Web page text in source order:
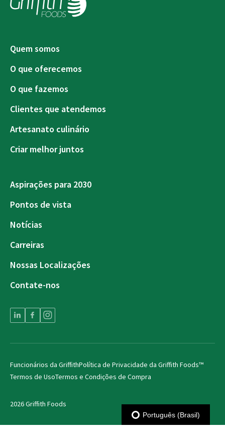
Quem somos
O que oferecemos
O que fazemos
Clientes que atendemos
Artesanato culinário
Criar melhor juntos
Aspirações para 2030
Pontos de vista
Notícias
Carreiras
Nossas Localizações
Contate-nos
2026 Griffith Foods
Funcionários da GriffithPolítica de Privacidade da Griffith Foods™
Termos de UsoTermos e Condições de Compra
Português (Brasil)